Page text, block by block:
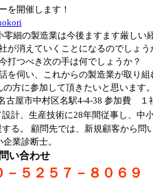
を開催します！
細の製造業は今後ますます厳しい
が消えていくことになるのでしょう
打つべき次の手は何でしょうか？
を伺い、これからの製造業が取り
方に参加して頂きたいと思います。
中村区名駅4-4-38 参加費 １社
、生産技術に28年間従事し、中
。 顧問先では、新規顧客から
業診断士。
い合わせ
５２５７－８０６９